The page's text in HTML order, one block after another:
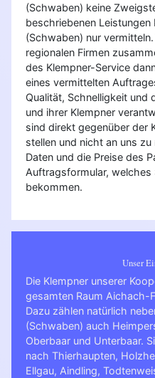
(Schwaben) keine
beschriebenen
(Schwaben) nur
regionalen Firmen
des Klempner-Service
eines vermittelten
Qualität, Schnelligkeit und
und ihrer Klempner
sind direkt gegenüber der
stellen und nicht an uns
Daten und die Preise des
Auftragsformular,
bekommen.
Unser
Die Klempner unserer
gesamten Raum Aichach-
Dazu zählen natürlich
(Schwaben) auch
Oberbaar und Unterbaar.
nach Thierhaupten,
Ellgau, Aindling,